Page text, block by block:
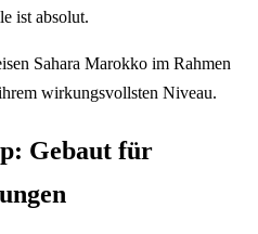
ist absolut.
Sahara Marokko im Rahmen
wirkungsvollsten Niveau.
Gebaut für